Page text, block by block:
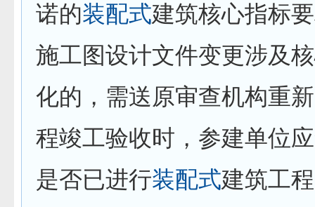
诺的装配式建筑核心指标
施工图设计文件变更涉及
化的，需送原审查机构重
程竣工验收时，参建单位
是否已进行装配式建筑工